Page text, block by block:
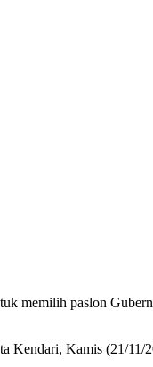
memilih paslon
Kendari, Kamis (21/11/